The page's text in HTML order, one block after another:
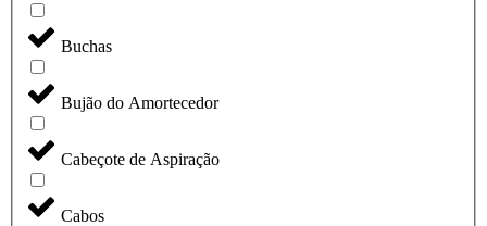
Buchas
Bujão do Amortecedor
Cabeçote de Aspiração
Cabos